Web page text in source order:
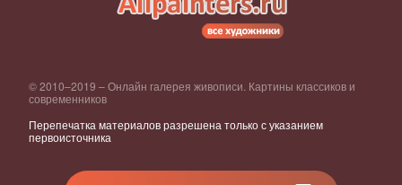
© 2010–2019 – Онлайн галерея живописи. Картины классиков и
современников
Перепечатка материалов разрешена только с указанием
первоисточника